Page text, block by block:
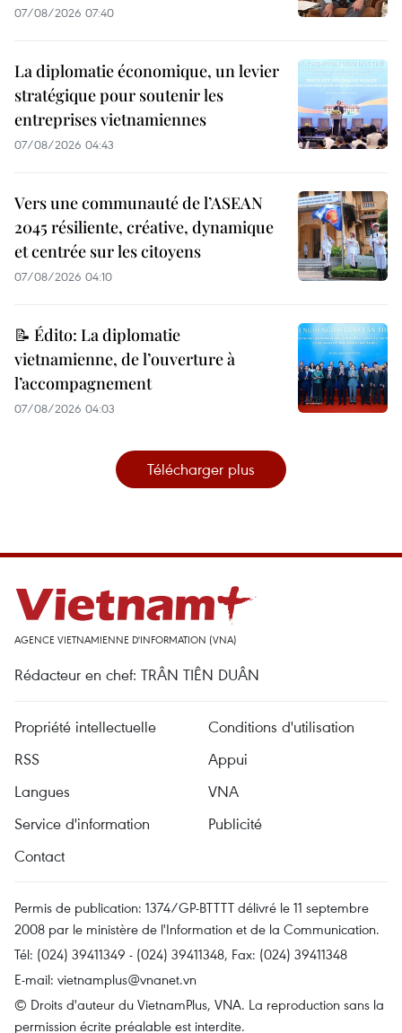
07/08/2026 07:40
La diplomatie économique, un levier
stratégique pour soutenir les
entreprises vietnamiennes
07/08/2026 04:43
Vers une communauté de l’ASEAN
2045 résiliente, créative, dynamique
et centrée sur les citoyens
07/08/2026 04:10
📝 Édito: La diplomatie
vietnamienne, de l’ouverture à
l’accompagnement
07/08/2026 04:03
Télécharger plus
AGENCE VIETNAMIENNE D'INFORMATION (VNA)
Rédacteur en chef: TRÂN TIÊN DUÂN
Propriété intellectuelle
Conditions d'utilisation
RSS
Appui
Langues
VNA
Service d'information
Publicité
Contact
Permis de publication: 1374/GP-BTTTT délivré le 11 septembre
2008 par le ministère de l'Information et de la Communication.
Tél: (024) 39411349 - (024) 39411348, Fax: (024) 39411348
E-mail: vietnamplus@vnanet.vn
© Droits d'auteur du VietnamPlus, VNA. La reproduction sans la
permission écrite préalable est interdite.